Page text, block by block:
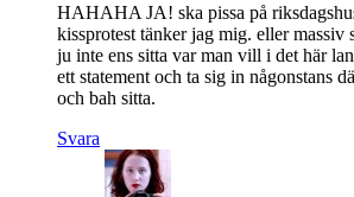
HAHAHA JA! ska pissa på
kissprotest tänker jag mig. eller massiv
ju inte ens sitta var man vill i det här
ett statement och ta sig in någonstans
och bah sitta.
Svara